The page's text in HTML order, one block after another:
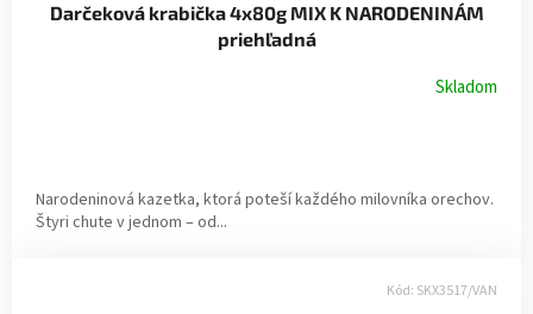
Darčeková krabička 4x80g MIX K NARODENINÁM
priehľadná
Skladom
Narodeninová kazetka, ktorá poteší každého milovníka orechov.
Štyri chute v jednom – od...
Kód: SKX3517/VAN